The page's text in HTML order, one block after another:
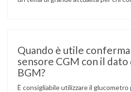
Quando è utile
sensore CGM con il
BGM?
È consigliabile utilizzare il glucometro